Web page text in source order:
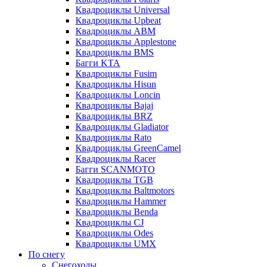
Квадроциклы Universal
Квадроциклы Upbeat
Квадроциклы ABM
Квадроциклы Applestone
Квадроциклы BMS
Багги KTA
Квадроциклы Fusim
Квадроциклы Hisun
Квадроциклы Loncin
Квадроциклы Bajaj
Квадроциклы BRZ
Квадроциклы Gladiator
Квадроциклы Rato
Квадроциклы GreenCamel
Квадроциклы Racer
Багги SCANMOTO
Квадроциклы TGB
Квадроциклы Baltmotors
Квадроциклы Hammer
Квадроциклы Benda
Квадроциклы CJ
Квадроциклы Odes
Квадроциклы UMX
По снегу
Снегоходы